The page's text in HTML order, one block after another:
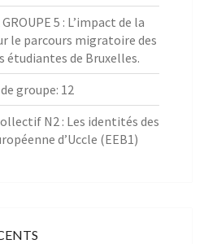
5 : L’impact de la
le parcours migratoire des
étudiantes de Bruxelles.
groupe: 12
N2 : Les identités des
d’Uccle (EEB1)